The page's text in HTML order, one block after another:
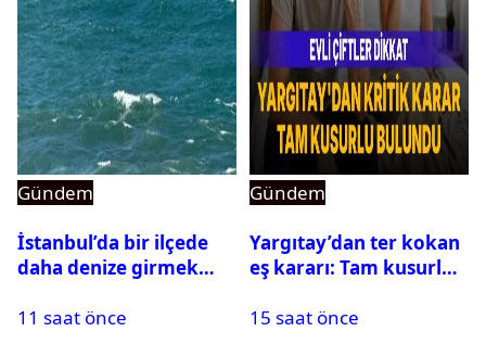
Gündem
İstanbul’da bir ilçede
daha denize girmek
11 saat önce
Gündem
Yargıtay’dan ter kokan
eş kararı: Tam kusurlu
15 saat önce